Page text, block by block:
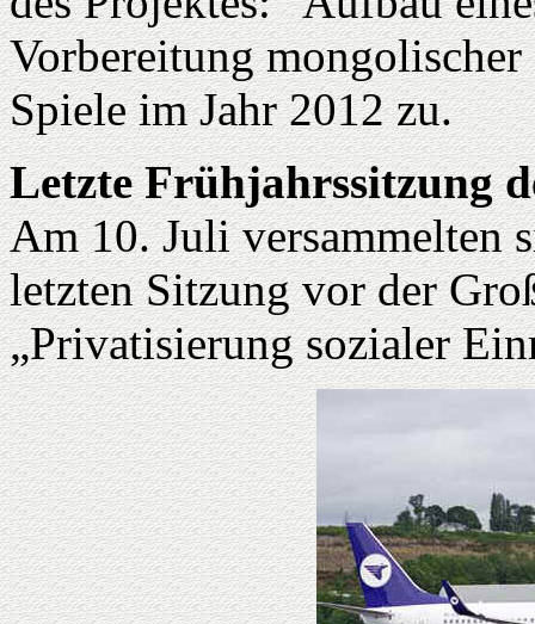
Vorbereitung
Spiele im Jahr 2012 zu.
Letzte Frühjahrssitzung
Am 10. Juli versammelten
letzten Sitzung vor der
„Privatisierung sozialer